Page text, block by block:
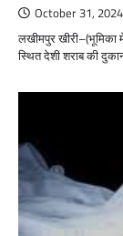
October 31, 2024
लखीमपुर खीरी–(भूमिका
स्थित देशी शराब की